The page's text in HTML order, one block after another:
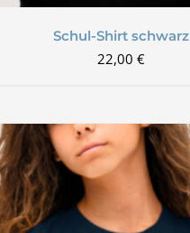
Schul-Shirt schwarz
22,00 €